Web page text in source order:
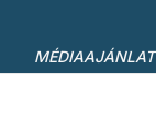
MÉDIAAJÁNLAT